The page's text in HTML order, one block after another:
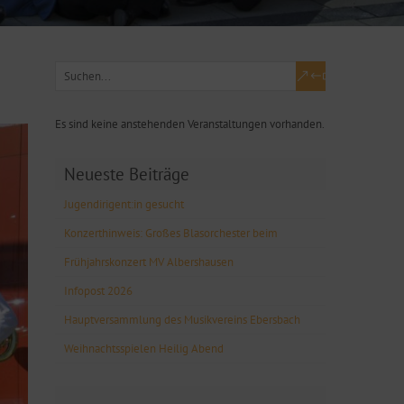
Es sind keine anstehenden Veranstaltungen vorhanden.
Neueste Beiträge
Jugendirigent:in gesucht
Konzerthinweis: Großes Blasorchester beim
Frühjahrskonzert MV Albershausen
Infopost 2026
Hauptversammlung des Musikvereins Ebersbach
Weihnachtsspielen Heilig Abend